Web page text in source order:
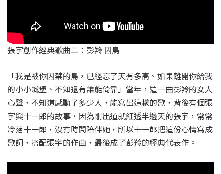
張宇創作經典歌曲二：彭羚 囚鳥
「我是被你囚禁的鳥，已經忘了天有多高、如果離開你給我
的小小城堡、不知還有誰能倚靠」當年，這一曲彭羚的女人
心聲，不知道感動了多少人，能寫出這樣的歌，背後有個張
宇與十一郎的故事，因為剛出道就紅透半邊天的張宇，常常
冷落十一郎，沒有時間陪伴她，所以十一郎把這份心情寫成
歌詞，搭配張宇的作曲，最後成了彭羚的經典代表作。